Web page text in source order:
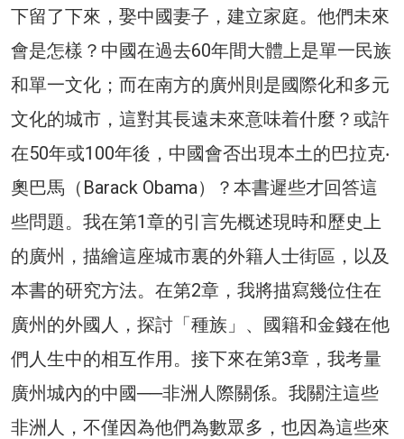
下留了下來，娶中國妻子，建立家庭。他們未來
會是怎樣？中國在過去60年間大體上是單一民族
和單一文化；而在南方的廣州則是國際化和多元
文化的城市，這對其長遠未來意味着什麼？或許
在50年或100年後，中國會否出現本土的巴拉克‧
奧巴馬（Barack Obama）？本書遲些才回答這
些問題。我在第1章的引言先概述現時和歷史上
的廣州，描繪這座城市裏的外籍人士街區，以及
本書的研究方法。在第2章，我將描寫幾位住在
廣州的外國人，探討「種族」、國籍和金錢在他
們人生中的相互作用。接下來在第3章，我考量
廣州城內的中國──非洲人際關係。我關注這些
非洲人，不僅因為他們為數眾多，也因為這些來